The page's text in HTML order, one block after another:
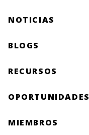
NOTICIAS
BLOGS
RECURSOS
OPORTUNIDADES
MIEMBROS